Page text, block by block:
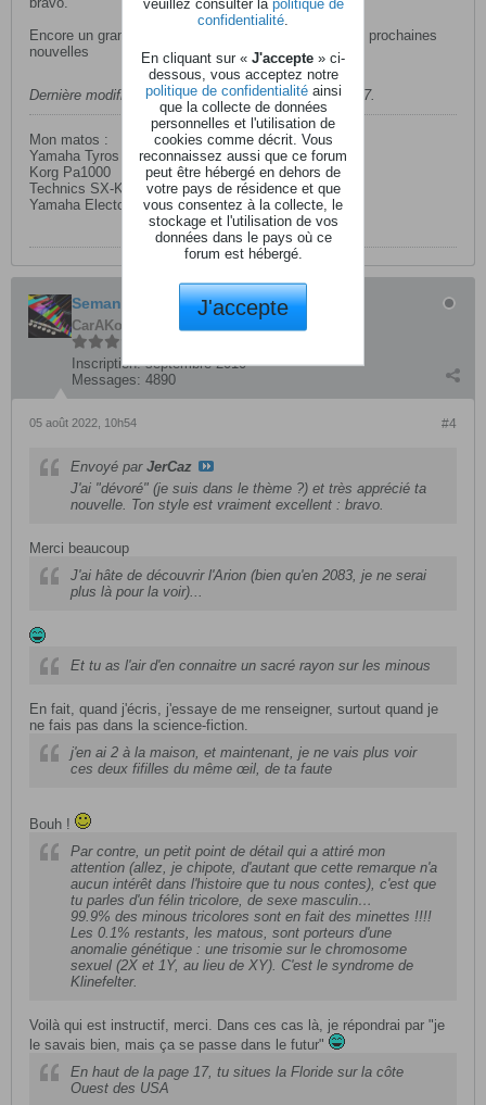
Encore un grand bravo à toi, j'ai hâte de découvrir tes prochaines
nouvelles
Dernière modification parJerCaz,04 août 2022, 15h17.
Mon matos :
Yamaha Tyros 5/76
Korg Pa1000
Technics SX-KN7000
Yamaha Electone HX-1
Semantix
CarAKoleur
Inscription: septembre 2010
Messages: 4890
#4
05 août 2022, 10h54
Envoyé par JerCaz
J'ai "dévoré" (je suis dans le thème ?) et très apprécié ta
nouvelle. Ton style est vraiment excellent : bravo.
Merci beaucoup
J'ai hâte de découvrir l'Arion (bien qu'en 2083, je ne serai
plus là pour la voir)...
Et tu as l'air d'en connaitre un sacré rayon sur les minous
En fait, quand j'écris, j'essaye de me renseigner, surtout quand je
ne fais pas dans la science-fiction.
j'en ai 2 à la maison, et maintenant, je ne vais plus voir
ces deux fifilles du même œil, de ta faute
Bouh !
Par contre, un petit point de détail qui a attiré mon
attention (allez, je chipote, d'autant que cette remarque n'a
aucun intérêt dans l'histoire que tu nous contes), c'est que
tu parles d'un félin tricolore, de sexe masculin…
99.9% des minous tricolores sont en fait des minettes !!!!
Les 0.1% restants, les matous, sont porteurs d'une
anomalie génétique : une trisomie sur le chromosome
sexuel (2X et 1Y, au lieu de XY). C'est le syndrome de
Klinefelter.
Voilà qui est instructif, merci. Dans ces cas là, je répondrai par "je
le savais bien, mais ça se passe dans le futur"
En haut de la page 17, tu situes la Floride sur la côte
Ouest des USA
veuillez consulter la politique de
confidentialité
En cliquant sur « J'accepte » ci-
dessous, vous acceptez notre
politique de confidentialitéainsi
que la collecte de données
personnelles et l'utilisation de
cookies comme décrit. Vous
reconnaissez aussi que ce forum
peut être hébergé en dehors de
votre pays de résidence et que
vous consentez à la collecte, le
stockage et l'utilisation de vos
données dans le pays où ce
forum est hébergé.
J'accepte